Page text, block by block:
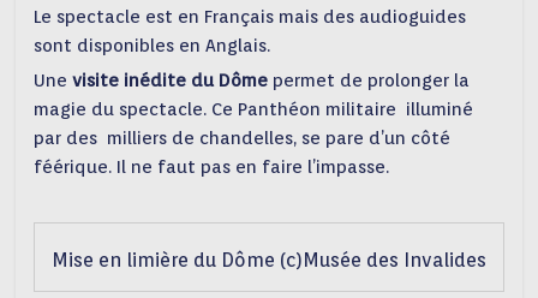
Le spectacle est en Français mais des audioguides
sont disponibles en Anglais.
Unevisite inédite du Dôme permet de prolonger la
magie du spectacle. Ce Panthéon militaire illuminé
par des milliers de chandelles, se pare d’un côté
féérique. Il ne faut pas en faire l’impasse.
Mise en limière du Dôme (c)Musée des Invalides